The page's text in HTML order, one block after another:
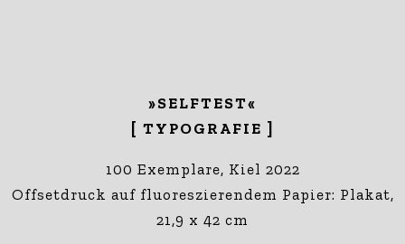
»SELFTEST«
[ TYPOGRAFIE ]
100 Exemplare, Kiel 2022
Offsetdruck auf fluoreszierendem Papier: Plakat,
21,9 x 42 cm